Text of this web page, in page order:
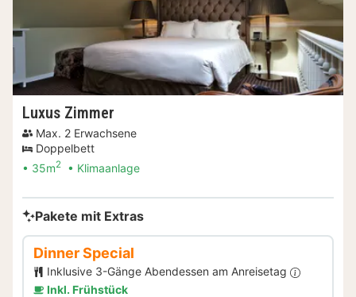
Luxus Zimmer
Max. 2 Erwachsene
Doppelbett
35m2 Klimaanlage
Pakete mit Extras
Dinner Special
Inklusive 3-Gänge Abendessen am Anreisetag
Inkl. Frühstück